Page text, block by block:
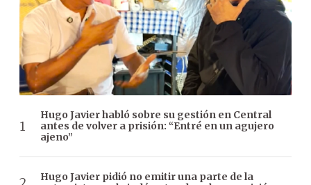
Hugo Javier habló sobre su gestión en Central
antes de volver a prisión: “Entré en un agujero
ajeno”
Hugo Javier pidió no emitir una parte de la